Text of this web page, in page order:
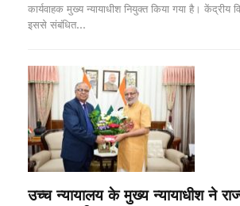
कार्यवाहक मुख्य न्यायाधीश नियुक्त किया गया है।
इससे संबंधित…
उच्च न्यायालय के मुख्य न्यायाधीश ने